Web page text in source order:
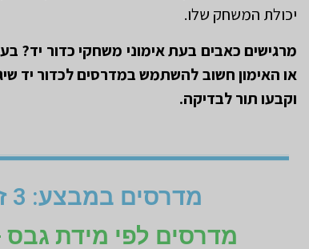
יכולת המשחק שלו.
מרגישים כאבים בעת אימוני משחקי כדור יד?
או האימון חשוב להשתמש במדרסים לכדור יד
וקבעו תור לבדיקה.
מדרסים במבצע: 3 זוגות לפי מידת גבס בהתאמה אישית (1+1+1 חינם)
מדרסים לפי מידת